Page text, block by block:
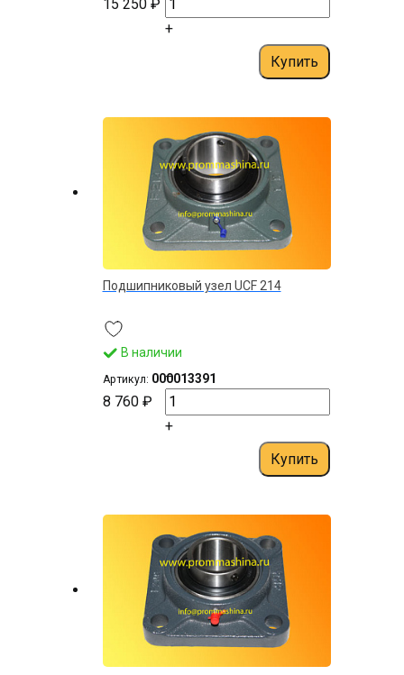
15 250 ₽
+
Купить
Подшипниковый узел UCF 214
В наличии
Артикул: 000013391
8 760 ₽
–
+
Купить